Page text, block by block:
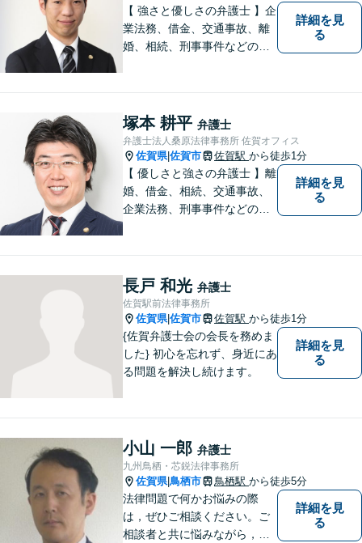
【 強さと優しさの弁護士 】企
業法務、借金、交通事故、離
婚、相続、刑事事件などのご
なリーガルサービスを提供い
たします。
詳細を見
る
塚本 耕平 弁護士
弁護士法人桑原法律事務所 佐賀オフィス
佐賀県|佐賀市 佐賀駅 から徒歩1分
【 優しさと強さの弁護士 】離
婚、借金、相続、交通事故、
企業法務、刑事事件などのご
なリーガルサービスを提供い
たします。
詳細を見
る
長戸 和光 弁護士
佐賀駅前法律事務所
佐賀県|佐賀市 佐賀駅 から徒歩1分
{佐賀弁護士会の会長を務めま
した} 初心を忘れず、身近にあ
る問題を解決し続けます。
詳細を見
る
小山 一郎 弁護士
九州鳥栖・芯鋭法律事務所
佐賀県|鳥栖市 鳥栖駅 から徒歩5分
法律問題で何かお悩みの際
は，ぜひご相談ください。ご
相談者と共に悩みながら，い
詳細を見
る